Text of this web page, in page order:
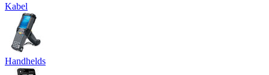
Kabel
Handhelds